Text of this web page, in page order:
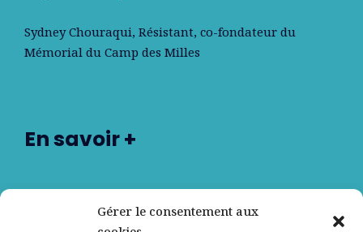
Gérer le consentement aux
Sydney Chouraqui, Résistant, co-fondateur du
Mémorial du Camp des Milles
En savoir +
Nos partenaires